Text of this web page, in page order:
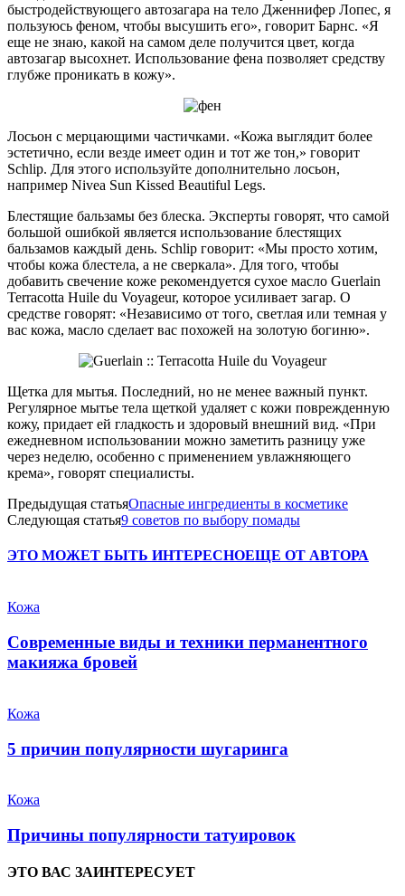
быстродействующего автозагара на тело Дженнифер Лопес, я
пользуюсь феном, чтобы высушить его», говорит Барнс. «Я
еще не знаю, какой на самом деле получится цвет, когда
автозагар высохнет. Использование фена позволяет средству
глубже проникать в кожу».
Лосьон с мерцающими частичками. «Кожа выглядит более
эстетично, если везде имеет один и тот же тон,» говорит
Schlip. Для этого используйте дополнительно лосьон,
например Nivea Sun Kissed Beautiful Legs.
Блестящие бальзамы без блеска. Эксперты говорят, что самой
большой ошибкой является использование блестящих
бальзамов каждый день. Schlip говорит: «Мы просто хотим,
чтобы кожа блестела, а не сверкала». Для того, чтобы
добавить свечение коже рекомендуется сухое масло Guerlain
Terracotta Huile du Voyageur, которое усиливает загар. О
средстве говорят: «Независимо от того, светлая или темная у
вас кожа, масло сделает вас похожей на золотую богиню».
Щетка для мытья. Последний, но не менее важный пункт.
Регулярное мытье тела щеткой удаляет с кожи поврежденную
кожу, придает ей гладкость и здоровый внешний вид. «При
ежедневном использовании можно заметить разницу уже
через неделю, особенно с применением увлажняющего
крема», говорят специалисты.
Предыдущая статьяОпасные ингредиенты в косметике
Следующая статья9 советов по выбору помады
ЭТО МОЖЕТ БЫТЬ ИНТЕРЕСНОЕЩЕ ОТ АВТОРА
Кожа
Современные виды и техники перманентного
макияжа бровей
Кожа
5 причин популярности шугаринга
Кожа
Причины популярности татуировок
ЭТО ВАС ЗАИНТЕРЕСУЕТ